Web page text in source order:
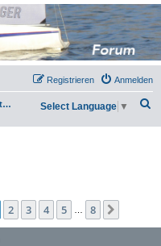
Anmelden
Registrieren
Unbeantwortete Themen Select Language ▼
1von
2 3 4 5 8